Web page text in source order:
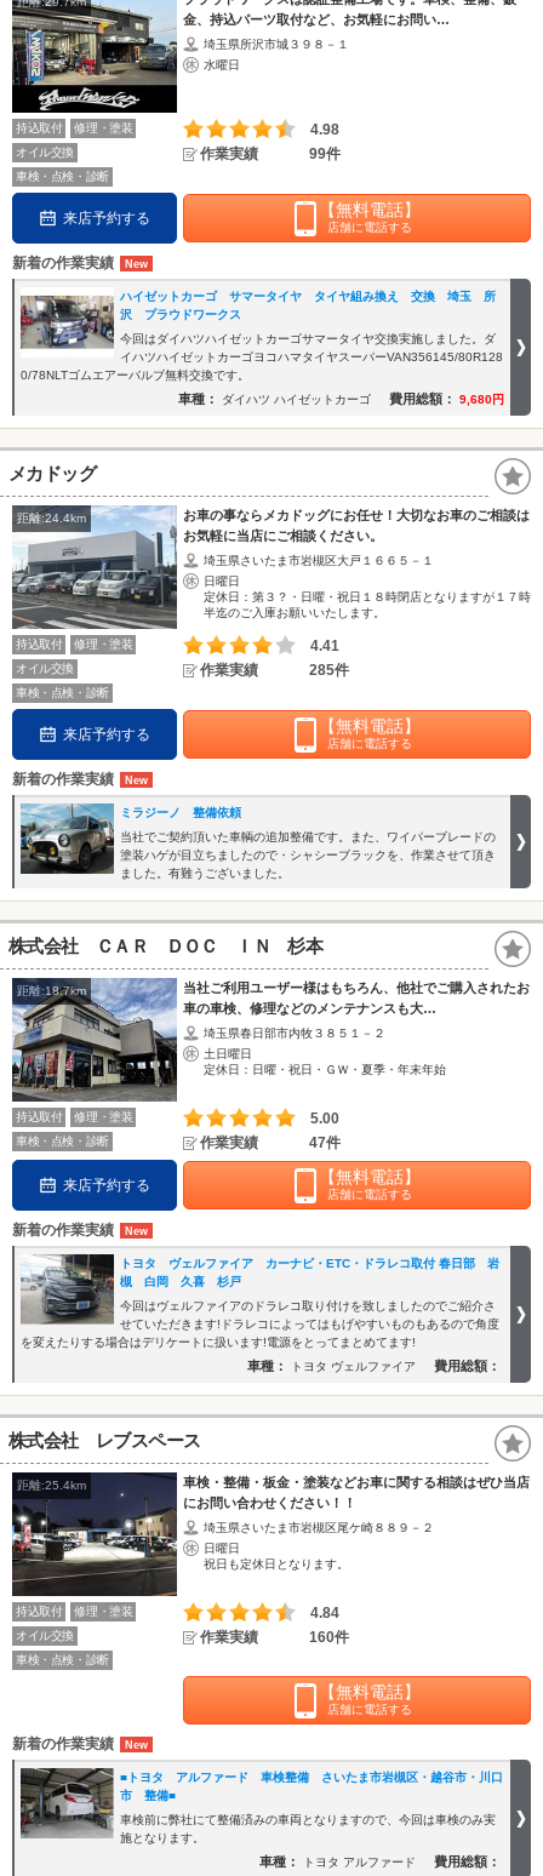
金、持込パーツ取付など、お気軽にお問い…
埼玉県所沢市城３９８－１
水曜日
持込取付
修理・塗装
オイル交換
車検・点検・診断
4.98
作業実績
99件
来店予約する 【無料電話】
店舗に電話する
新着の作業実績
ハイゼットカーゴ サマータイヤ タイヤ組み換え 交換 埼玉 所
沢 プラウドワークス
今回はダイハツハイゼットカーゴサマータイヤ交換実施しました。ダ
イハツハイゼットカーゴヨコハマタイヤスーパーVAN356145/80R128
0/78NLTゴムエアーバルブ無料交換です。
車種： ダイハツ ハイゼットカーゴ 費用総額： 9,680円
メカドッグ
距離:24.4km
お車の事ならメカドッグにお任せ！大切なお車のご相談は
お気軽に当店にご相談ください。
埼玉県さいたま市岩槻区大戸１６６５－１
日曜日
定休日：第３？・日曜・祝日１８時閉店となりますが１７時
半迄のご入庫お願いいたします。
持込取付
修理・塗装
オイル交換
車検・点検・診断
4.41
作業実績
285件
来店予約する 【無料電話】
店舗に電話する
新着の作業実績
ミラジーノ 整備依頼
当社でご契約頂いた車輌の追加整備です。また、ワイパーブレードの
塗装ハゲが目立ちましたので・シャシーブラックを、作業させて頂き
ました。有難うございました。
株式会社 ＣＡＲ ＤＯＣ ＩＮ 杉本
距離:18.7km
当社ご利用ユーザー様はもちろん、他社でご購入されたお
車の車検、修理などのメンテナンスも大…
埼玉県春日部市内牧３８５１－２
土日曜日
定休日：日曜・祝日・ＧＷ・夏季・年末年始
持込取付
修理・塗装
車検・点検・診断
5.00
作業実績
47件
来店予約する 【無料電話】
店舗に電話する
新着の作業実績
トヨタ ヴェルファイア カーナビ・ETC・ドラレコ取付 春日部 岩
槻 白岡 久喜 杉戸
今回はヴェルファイアのドラレコ取り付けを致しましたのでご紹介さ
せていただきます!ドラレコによってはもげやすいものもあるので角度
を変えたりする場合はデリケートに扱います!電源をとってまとめてます!
車種： トヨタ ヴェルファイア 費用総額：
株式会社 レブスペース
距離:25.4km
車検・整備・板金・塗装などお車に関する相談はぜひ当店
にお問い合わせください！！
埼玉県さいたま市岩槻区尾ケ崎８８９－２
日曜日
祝日も定休日となります。
持込取付
修理・塗装
オイル交換
車検・点検・診断
4.84
作業実績
160件
【無料電話】
店舗に電話する
新着の作業実績
■トヨタ アルファード 車検整備 さいたま市岩槻区・越谷市・川口
市 整備■
車検前に弊社にて整備済みの車両となりますので、今回は車検のみ実
施となります。
車種： トヨタ アルファード 費用総額：